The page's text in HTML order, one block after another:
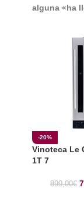
alguna «ha
-20%
Vinoteca Le
1T 7
899,00€